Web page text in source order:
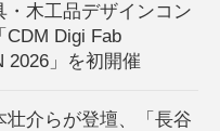
・木工品デザインコン
CDM Digi Fab
2026」を初開催
壮介らが登壇、「長谷